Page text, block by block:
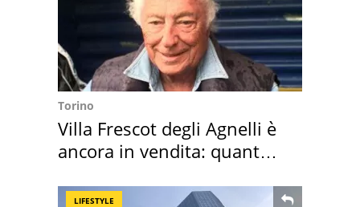
Torino
Villa Frescot degli Agnelli è
ancora in vendita: quanto
LIFESTYLE